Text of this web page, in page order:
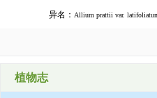
异名： Allium prattii var.
植物志